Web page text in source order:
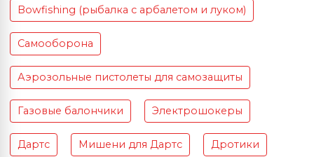
Bowfishing (рыбалка с арбалетом и луком)
Самооборона
Аэрозольные пистолеты для самозащиты
Газовые балончики Электрошокеры
Дартс Мишени для Дартс Дротики